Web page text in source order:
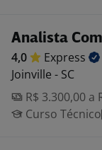
Analista
4,0
Express
Joinville - SC
R$ 3.300,00 a
Curso Técnico